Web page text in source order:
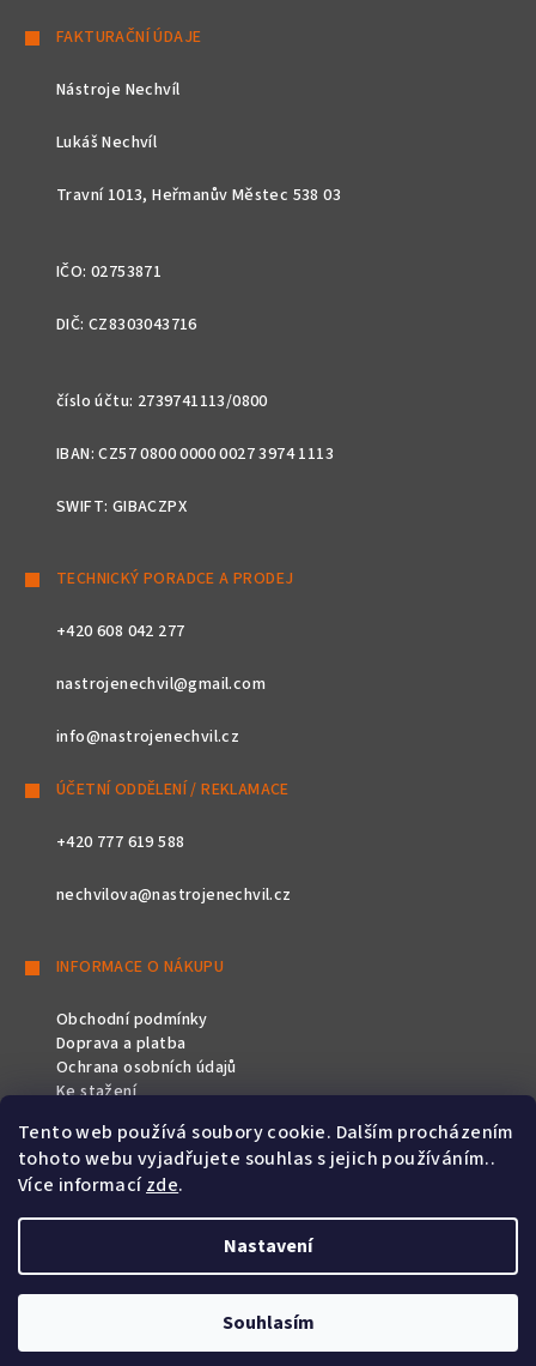
Tento web používá soubory cookie. Dalším procházením
tohoto webu vyjadřujete souhlas s jejich používáním..
Více informacízde.
Nastavení
Souhlasím
FAKTURAČNÍ ÚDAJE
Nástroje Nechvíl
Lukáš Nechvíl
Travní 1013, Heřmanův Městec 538 03
IČO: 02753871
DIČ: CZ8303043716
číslo účtu: 2739741113/0800
IBAN: CZ57 0800 0000 0027 3974 1113
SWIFT: GIBACZPX
TECHNICKÝ PORADCE A PRODEJ
+420 608 042 277
nastrojenechvil@gmail.com
info@nastrojenechvil.cz
ÚČETNÍ ODDĚLENÍ / REKLAMACE
+420 777 619 588
nechvilova@nastrojenechvil.cz
INFORMACE O NÁKUPU
Obchodní podmínky
Doprava a platba
Ochrana osobních údajů
Ke stažení
SLEDUJTE NÁS
Vytvořil Shoptet&PekneWeby